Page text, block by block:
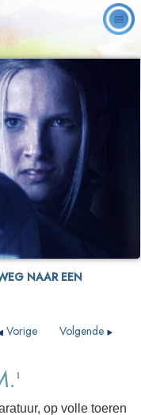
NAAR EEN
Volgende
Vorige
1
op volle toeren